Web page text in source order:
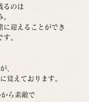
るのは
に迎えることができ
。
、
覚えております。
から素敵で